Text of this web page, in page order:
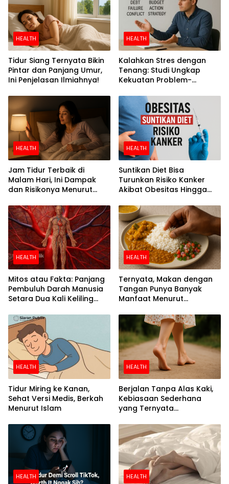
HEALTH
Tidur Siang Ternyata Bikin
Pintar dan Panjang Umur,
Ini Penjelasan Ilmiahnya!
HEALTH
Kalahkan Stres dengan
Tenang: Studi Ungkap
Kekuatan Problem-
HEALTH
Jam Tidur Terbaik di
Malam Hari, Ini Dampak
dan Risikonya Menurut
HEALTH
Suntikan Diet Bisa
Turunkan Risiko Kanker
Akibat Obesitas Hingga
HEALTH
Mitos atau Fakta: Panjang
Pembuluh Darah Manusia
Setara Dua Kali Keliling
HEALTH
Ternyata, Makan dengan
Tangan Punya Banyak
Manfaat Menurut
HEALTH
Tidur Miring ke Kanan,
Sehat Versi Medis, Berkah
Menurut Islam
HEALTH
Berjalan Tanpa Alas Kaki,
Kebiasaan Sederhana
yang Ternyata
HEALTH HEALTH